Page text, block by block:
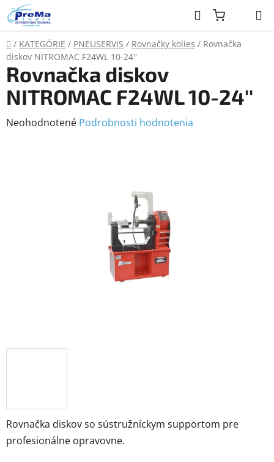
Prejsť
na
obsah
Hľadať
Domov
/ KATEGÓRIE / PNEUSERVIS / Rovnačky kolies / Rovnačka
diskov NITROMAC F24WL 10-24''
Rovnačka diskov so sústružníckym supportom pre
profesionálne opravovne.
Rovnačka diskov
NITROMAC F24WL 10-24''
Priemerné
Neohodnotené Podrobnosti hodnotenia